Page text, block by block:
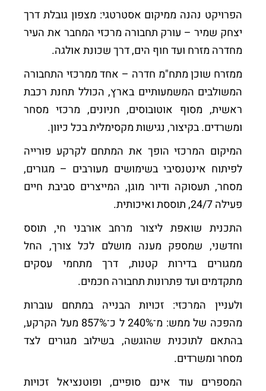
הפרויקט נהנה ממיקום אסטרטגי: מצפון גובלת דרך
יצחק שמיר – עורק תחבורה מרכזי המחבר את העיר
מחדרה מזרח ועד חוף הים, דרך שכונת אולגה.
ממזרח שוכן מתח"מ חדרה – אחד ממרכזי התחבורה
המשולבים המשמעותיים בארץ, הכולל תחנת רכבת
ראשית, מסוף אוטובוסים, חניונים, מרכזי מסחר
ומשרדים. בקיצור, נגישות מקסימלית בכל כיוון.
המיקום המרכזי הופך את המתחם לקרקע פורייה
לפיתוח אינטנסיבי בשימושים מעורבים – מגורים,
מסחר, תעסוקה ודיור מוגן, המייצרים סביבת חיים
פעילה 24/7, תוססת ואיכותית.
התכנית שואפת ליצור מרחב אורבני חי, תוסס
וחדשני, שמספק מענה מושלם לכל צורך, החל
ממגורים בדירות קטנות, דרך מתחמי עסקים
מתקדמים ועד פתרונות תחבורה חכמים.
ולעניין המרכזי: זכויות הבנייה במתחם עוברות
מהפכה של ממש: מ־240% ל כ־857% מעל הקרקע,
בהתאם לתוכנית שהוגשה, בשילוב מגורים לצד
מסחר ומשרדים.
המספרים עוד אינם סופיים, ופוטנציאל זכויות